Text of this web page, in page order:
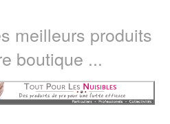
meilleurs produits
boutique ...